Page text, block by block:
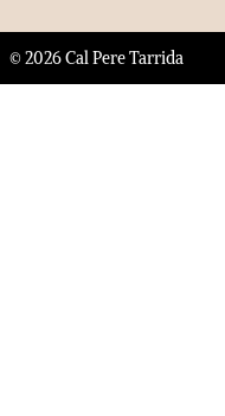
© 2026 Cal Pere Tarrida